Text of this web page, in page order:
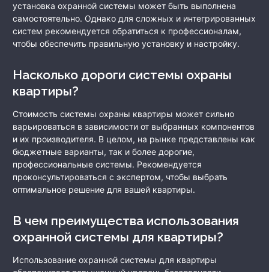
установка охранной системы может быть выполнена
самостоятельно. Однако для сложных и интегрированных
систем рекомендуется обратиться к профессионалам,
чтобы обеспечить правильную установку и настройку.
Насколько дороги системы охраны
квартиры?
Стоимость системы охраны квартиры может сильно
варьироваться в зависимости от выбранных компонентов
и их производителя. В целом, на рынке представлены как
бюджетные варианты, так и более дорогие,
профессиональные системы. Рекомендуется
проконсультироваться с экспертом, чтобы выбрать
оптимальное решение для вашей квартиры.
В чем преимущества использования
охранной системы для квартиры?
Использование охранной системы для квартиры